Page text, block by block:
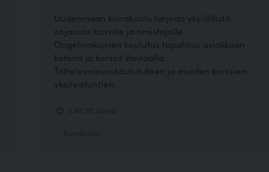
Uudenmaan koirakoulu tarjoaa yksilöllistä
ohjausta koiralle ja omistajalle.
Ongelmakoirien koulutus tapahtuu asiakkaan
kotona ja kurssit Vantaalla.
Tottelevaisuuskoulutuksen ja muiden kurssien
yksityistuntien...